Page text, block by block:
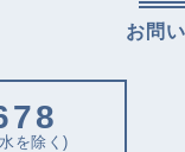
お問
を除く)